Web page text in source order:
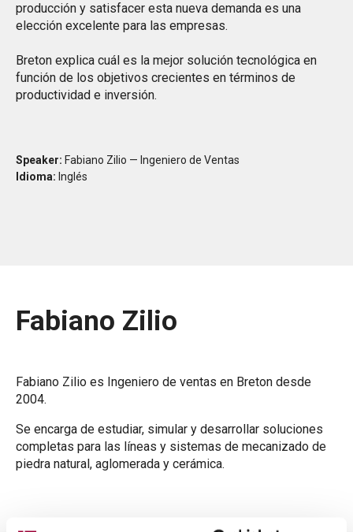
producción y satisfacer esta nueva demanda es una
elección excelente para las empresas.
Breton explica cuál es la mejor solución tecnológica en
función de los objetivos crecientes en términos de
productividad e inversión.
Speaker: Fabiano Zilio — Ingeniero de Ventas
Idioma: Inglés
Fabiano Zilio
Fabiano Zilio es Ingeniero de ventas en Breton desde
2004.
Se encarga de estudiar, simular y desarrollar soluciones
completas para las líneas y sistemas de mecanizado de
piedra natural, aglomerada y cerámica.